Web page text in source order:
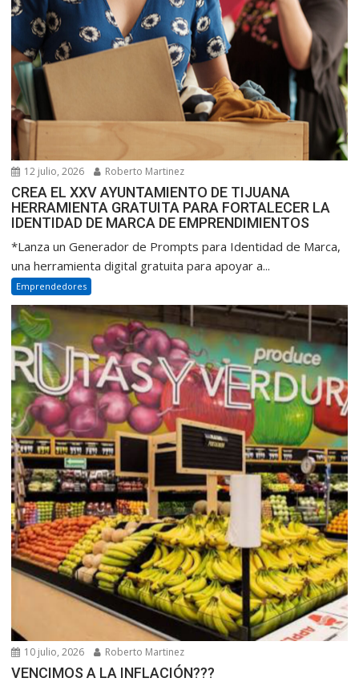
12 julio, 2026 Roberto Martinez
CREA EL XXV AYUNTAMIENTO DE TIJUANA
HERRAMIENTA GRATUITA PARA FORTALECER LA
IDENTIDAD DE MARCA DE EMPRENDIMIENTOS
*Lanza un Generador de Prompts para Identidad de Marca,
una herramienta digital gratuita para apoyar a...
Emprendedores
10 julio, 2026 Roberto Martinez
VENCIMOS A LA INFLACIÓN???